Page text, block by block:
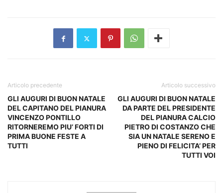
Articolo precedente
GLI AUGURI DI BUON NATALE
DEL CAPITANO DEL PIANURA
VINCENZO PONTILLO
RITORNEREMO PIU’ FORTI DI
PRIMA BUONE FESTE A
TUTTI
Articolo successivo
GLI AUGURI DI BUON NATALE
DA PARTE DEL PRESIDENTE
DEL PIANURA CALCIO
PIETRO DI COSTANZO CHE
SIA UN NATALE SERENO E
PIENO DI FELICITA’ PER
TUTTI VOI